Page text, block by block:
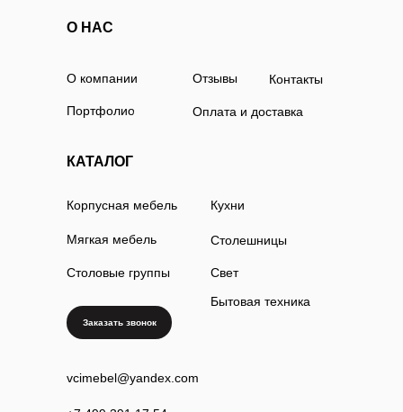
О компании
О НАС
КАТАЛОГ
Портфолио
Контакты
Отзывы
Корпусная мебель
Оплата и доставка
Мягкая мебель
Столовые группы
vcimebel@yandex.com
Кухни
Столешницы
Свет
Бытовая техника
Заказать звонок